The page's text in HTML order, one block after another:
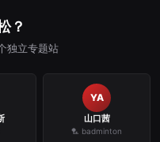
？
独立专题站
YA
山口茜
🏸 badminton